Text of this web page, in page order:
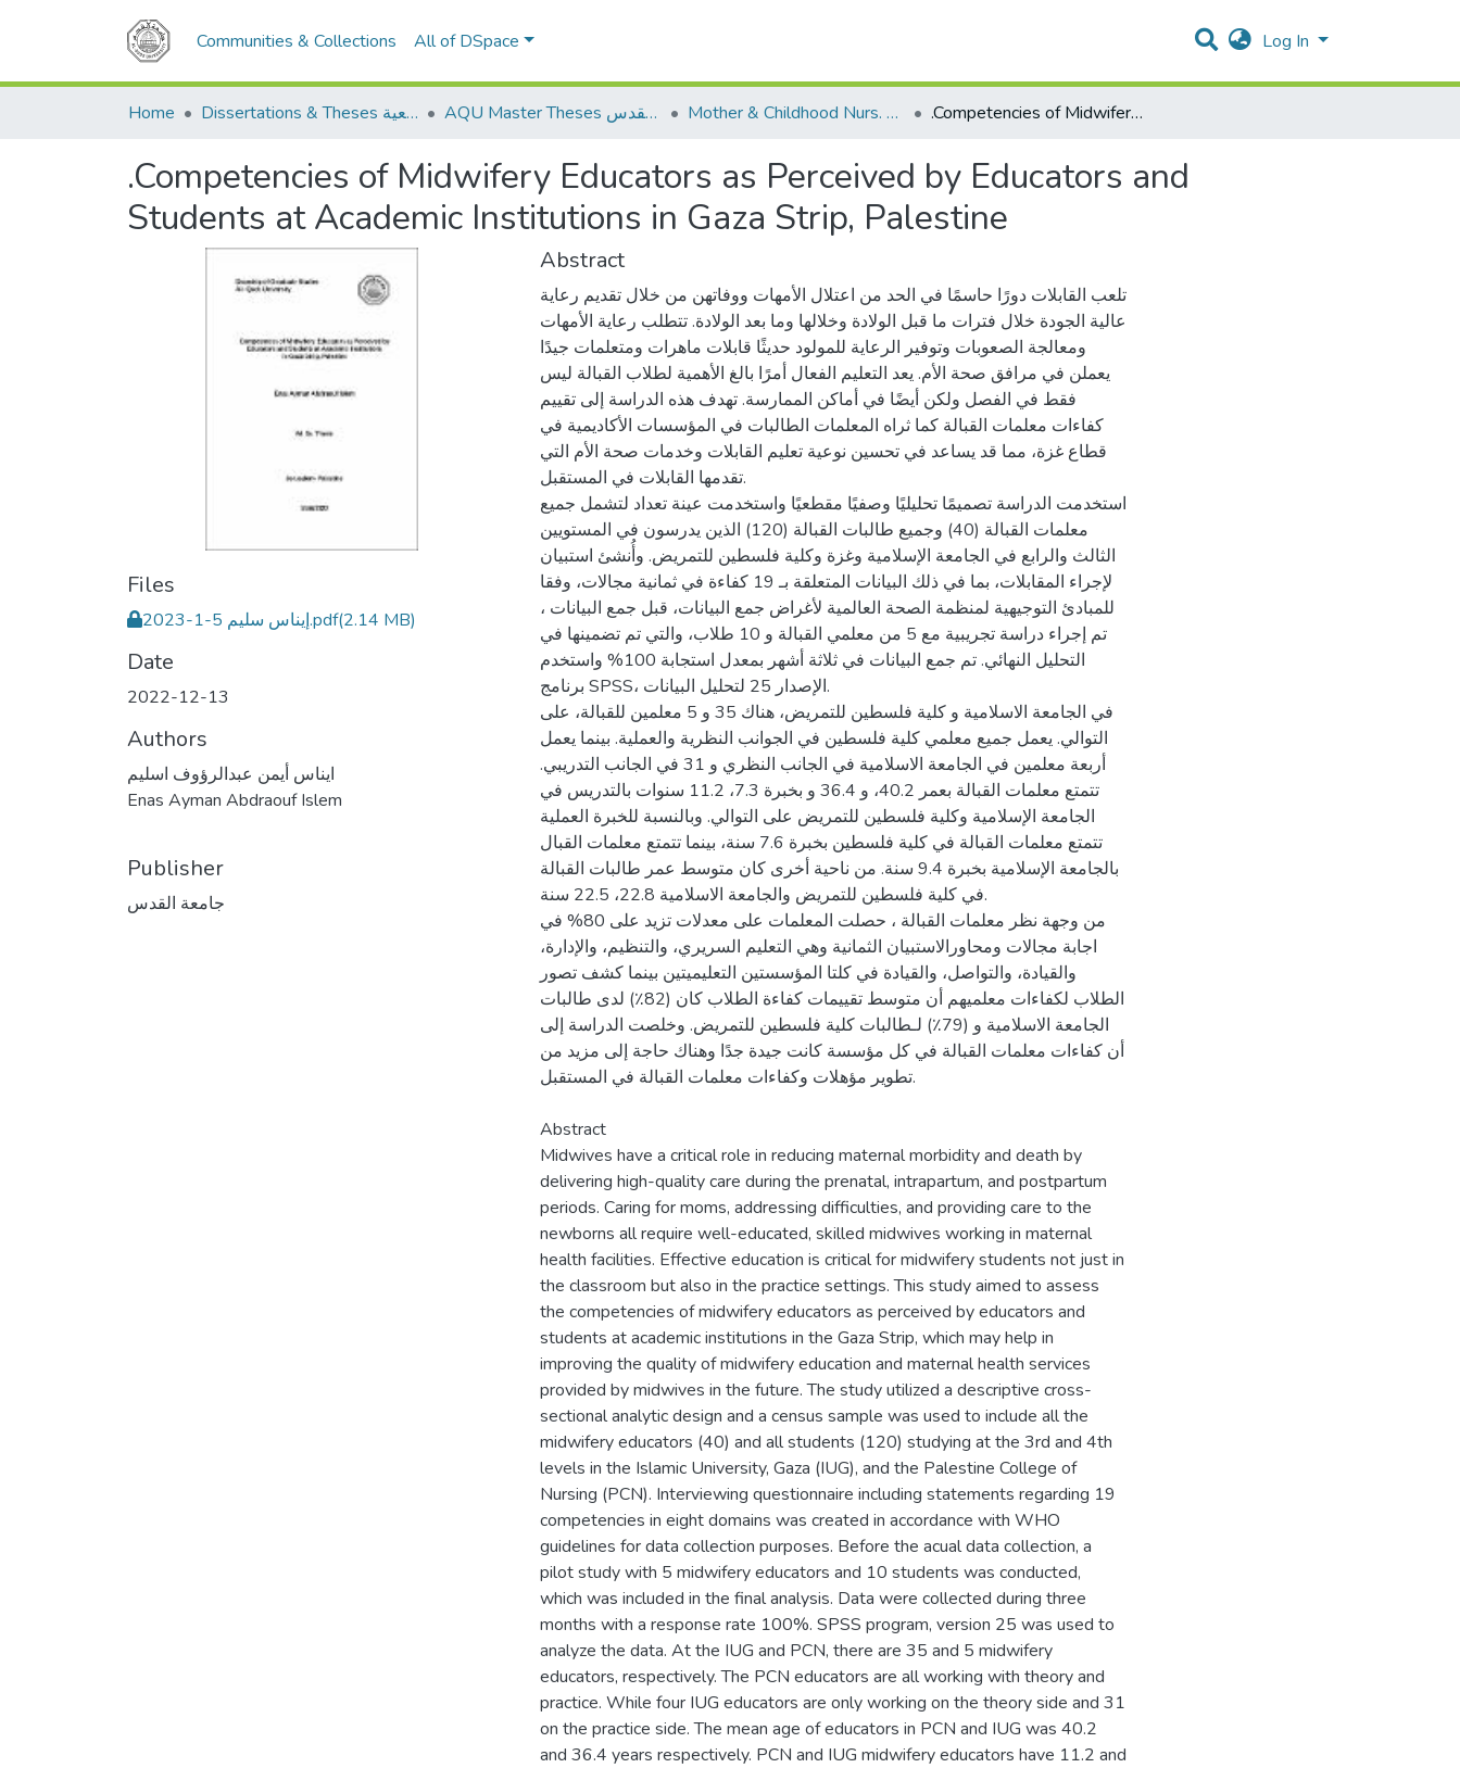
Communities & Collections All of DSpace Log In
Home Dissertations & Theses الرسائل الجامعية AQU Master Theses الرسائل الجامعية الخاصة بجامعة القدس Mother & Childhood Nurs. تمريض صحة الأم والطفل .Competencies of Midwifery Educators as Perceived by Educators and Students at Academic Institutions in Gaza Strip, Palestine
.Competencies of Midwifery Educators as Perceived by Educators and
Students at Academic Institutions in Gaza Strip, Palestine
Files
إيناس سليم 5-1-2023.pdf(2.14 MB)
Date
2022-12-13
Authors
ايناس أيمن عبدالرؤوف اسليم
Enas Ayman Abdraouf Islem
Publisher
جامعة القدس
Abstract
تلعب القابلات دورًا حاسمًا في الحد من اعتلال الأمهات ووفاتهن من خلال تقديم رعاية
عالية الجودة خلال فترات ما قبل الولادة وخلالها وما بعد الولادة. تتطلب رعاية الأمهات
ومعالجة الصعوبات وتوفير الرعاية للمولود حديثًا قابلات ماهرات ومتعلمات جيدًا
يعملن في مرافق صحة الأم. يعد التعليم الفعال أمرًا بالغ الأهمية لطلاب القبالة ليس
فقط في الفصل ولكن أيضًا في أماكن الممارسة. تهدف هذه الدراسة إلى تقييم
كفاءات معلمات القبالة كما ثراه المعلمات الطالبات في المؤسسات الأكاديمية في
قطاع غزة، مما قد يساعد في تحسين نوعية تعليم القابلات وخدمات صحة الأم التي
تقدمها القابلات في المستقبل.
استخدمت الدراسة تصميمًا تحليليًا وصفيًا مقطعيًا واستخدمت عينة تعداد لتشمل جميع
معلمات القبالة (40) وجميع طالبات القبالة (120) الذين يدرسون في المستويين
الثالث والرابع في الجامعة الإسلامية وغزة وكلية فلسطين للتمريض. وأُنشئ استبيان
لإجراء المقابلات، بما في ذلك البيانات المتعلقة بـ 19 كفاءة في ثمانية مجالات، وفقا
للمبادئ التوجيهية لمنظمة الصحة العالمية لأغراض جمع البيانات، قبل جمع البيانات ،
تم إجراء دراسة تجريبية مع 5 من معلمي القبالة و 10 طلاب، والتي تم تضمينها في
التحليل النهائي. تم جمع البيانات في ثلاثة أشهر بمعدل استجابة 100% واستخدم
برنامج SPSS، الإصدار 25 لتحليل البيانات.
في الجامعة الاسلامية و كلية فلسطين للتمريض، هناك 35 و 5 معلمين للقبالة، على
التوالي. يعمل جميع معلمي كلية فلسطين في الجوانب النظرية والعملية. بينما يعمل
أربعة معلمين في الجامعة الاسلامية في الجانب النظري و 31 في الجانب التدريبي.
تتمتع معلمات القبالة بعمر 40.2، و 36.4 و بخبرة 7.3، 11.2 سنوات بالتدريس في
الجامعة الإسلامية وكلية فلسطين للتمريض على التوالي. وبالنسبة للخبرة العملية
تتمتع معلمات القبالة في كلية فلسطين بخبرة 7.6 سنة، بينما تتمتع معلمات القبال
بالجامعة الإسلامية بخبرة 9.4 سنة. من ناحية أخرى كان متوسط عمر طالبات القبالة
في كلية فلسطين للتمريض والجامعة الاسلامية 22.8، 22.5 سنة.
من وجهة نظر معلمات القبالة ، حصلت المعلمات على معدلات تزيد على 80% في
اجابة مجالات ومحاورالاستبيان الثمانية وهي التعليم السريري، والتنظيم، والإدارة،
والقيادة، والتواصل، والقيادة في كلتا المؤسستين التعليميتين بينما كشف تصور
الطلاب لكفاءات معلميهم أن متوسط تقييمات كفاءة الطلاب كان (82٪) لدى طالبات
الجامعة الاسلامية و (79٪) لـطالبات كلية فلسطين للتمريض. وخلصت الدراسة إلى
أن كفاءات معلمات القبالة في كل مؤسسة كانت جيدة جدًا وهناك حاجة إلى مزيد من
تطوير مؤهلات وكفاءات معلمات القبالة في المستقبل.
Abstract
Midwives have a critical role in reducing maternal morbidity and death by
delivering high-quality care during the prenatal, intrapartum, and postpartum
periods. Caring for moms, addressing difficulties, and providing care to the
newborns all require well-educated, skilled midwives working in maternal
health facilities. Effective education is critical for midwifery students not just in
the classroom but also in the practice settings. This study aimed to assess
the competencies of midwifery educators as perceived by educators and
students at academic institutions in the Gaza Strip, which may help in
improving the quality of midwifery education and maternal health services
provided by midwives in the future. The study utilized a descriptive cross-
sectional analytic design and a census sample was used to include all the
midwifery educators (40) and all students (120) studying at the 3rd and 4th
levels in the Islamic University, Gaza (IUG), and the Palestine College of
Nursing (PCN). Interviewing questionnaire including statements regarding 19
competencies in eight domains was created in accordance with WHO
guidelines for data collection purposes. Before the acual data collection, a
pilot study with 5 midwifery educators and 10 students was conducted,
which was included in the final analysis. Data were collected during three
months with a response rate 100%. SPSS program, version 25 was used to
analyze the data. At the IUG and PCN, there are 35 and 5 midwifery
educators, respectively. The PCN educators are all working with theory and
practice. While four IUG educators are only working on the theory side and 31
on the practice side. The mean age of educators in PCN and IUG was 40.2
and 36.4 years respectively. PCN and IUG midwifery educators have 11.2 and